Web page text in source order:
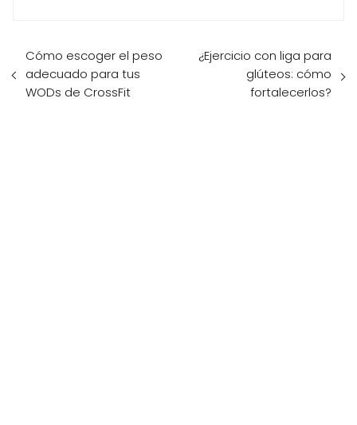
Cómo escoger el peso
adecuado para tus
WODs de CrossFit
¿Ejercicio con liga para
glúteos: cómo
fortalecerlos?